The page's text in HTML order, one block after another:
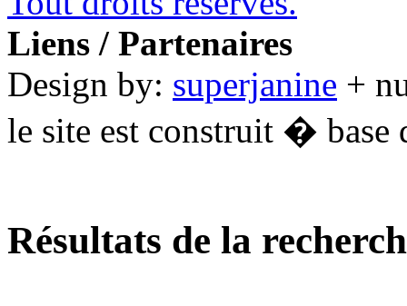
Liens / Partenaires
Design by: superjanine +
le site est construit � base
Résultats de la